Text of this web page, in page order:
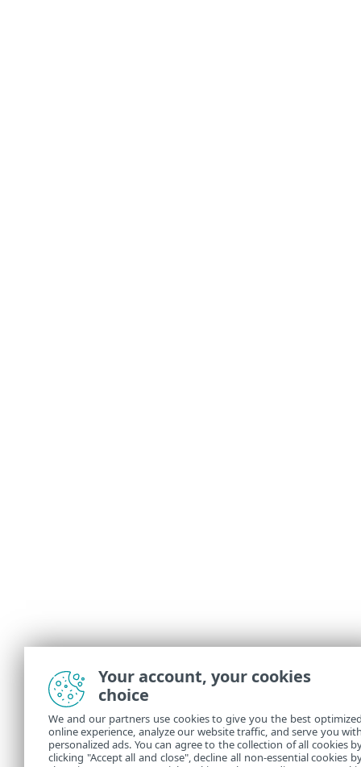
Your account, your cookies
choice
We and our partners use cookies to give you the best
online experience, analyze our website traffic, and serve you
personalized ads. You can agree to the collection of all cookies
clicking "Accept all and close", decline all non-essential cookies